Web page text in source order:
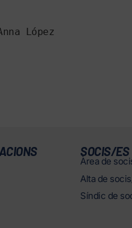
López
SOCIS/ES
Àrea de
Alta de
Síndic de